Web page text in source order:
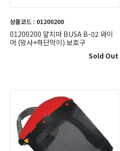
상품코드 : 01200200
01200200 앞치마 BUSA B-02 와이
어 (망사+하단막이) 보호구
Sold Out